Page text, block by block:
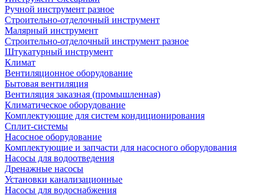
Ручной инструмент разное
Строительно-отделочный инструмент
Малярный инструмент
Строительно-отделочный инструмент разное
Штукатурный инструмент
Климат
Вентиляционное оборудование
Бытовая вентиляция
Вентиляция заказная (промышленная)
Климатическое оборудование
Комплектующие для систем кондиционирования
Сплит-системы
Насосное оборудование
Комплектующие и запчасти для насосного оборудования
Насосы для водоотведения
Дренажные насосы
Установки канализационные
Насосы для водоснабжения